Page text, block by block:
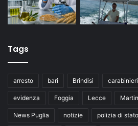
Tags
arresto bari Brindisi carabinieri
evidenza Foggia Lecce
News Puglia notizie polizia di stato